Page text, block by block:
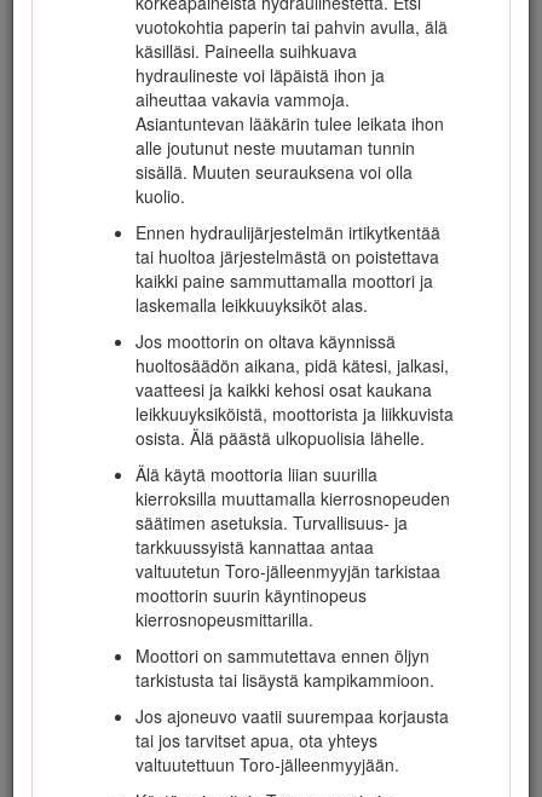
vuotokohtia paperin tai pahvin avulla, älä
käsilläsi. Paineella suihkuava
hydraulineste voi läpäistä ihon ja
aiheuttaa vakavia vammoja.
Asiantuntevan lääkärin tulee leikata ihon
alle joutunut neste muutaman tunnin
sisällä. Muuten seurauksena voi olla
kuolio.
Ennen hydraulijärjestelmän irtikytkentää
tai huoltoa järjestelmästä on poistettava
kaikki paine sammuttamalla moottori ja
laskemalla leikkuuyksiköt alas.
Jos moottorin on oltava käynnissä
huoltosäädön aikana, pidä kätesi, jalkasi,
vaatteesi ja kaikki kehosi osat kaukana
leikkuuyksiköistä, moottorista ja liikkuvista
osista. Älä päästä ulkopuolisia lähelle.
Älä käytä moottoria liian suurilla
kierroksilla muuttamalla kierrosnopeuden
säätimen asetuksia. Turvallisuus- ja
tarkkuussyistä kannattaa antaa
valtuutetun Toro-jälleenmyyjän tarkistaa
moottorin suurin käyntinopeus
kierrosnopeusmittarilla.
Moottori on sammutettava ennen öljyn
tarkistusta tai lisäystä kampikammioon.
Jos ajoneuvo vaatii suurempaa korjausta
tai jos tarvitset apua, ota yhteys
valtuutettuun Toro-jälleenmyyjään.
leikkuuolosuhteet, kuten märkä tai
kumpuileva alusta, nopeus (etenkin
käännettäessä), leikkuuyksikköjen asento
(ylhäällä tai alhaalla), rengaspaine ja
käyttäjän kokemus. Jos rinteen kaltevuus on
korkeintaan 20 astetta, kaatumisen riski on
pieni. Kun kaltevuus kasvaa suositeltuun
25 asteen enimmäiskulmaan asti, myös
kaatumisriski kasvaa kohtalaiseksi.
25 asteen kaltevuutta, sillä kaatumisen
riski on tällöin erittäin korkea, ja
kaatumisesta voi seurata vakava
tapaturma tai kuolema.
Laske leikkuuyksiköt alamäkeen ajettaessa.
Tällöin ohjattavuus paranee.
Vältä äkkilähtöjä ja -pysäytyksiä.
Käytä peruutuspoljinta jarrutukseen.
Varo liikennettä lähellä risteyksiä ja
ylittäessäsi niitä. Anna muille aina etuajo-
oikeus.
Nosta leikkuuyksiköt ylös siirryttäessä
leikkuualueelta toiselle.
Älä koske moottoriin, äänenvaimentimeen,
ollessa käynnissä tai pian sen
sammuttamisen jälkeen, sillä nämä osat
voivat olla polttavan kuumia.
Tätä konetta ei ole suunniteltu tai varustettu
tieliikennekäyttöön, ja se on ns. hidas